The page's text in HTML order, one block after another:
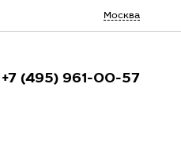
Москва
+7 (495) 961-00-57